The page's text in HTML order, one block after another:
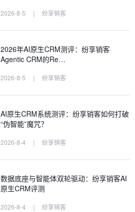
2026-8-5 | 纷享销客
2026年AI原生CRM测评：纷享销客
Agentic CRM的Re…
2026-8-5 | 纷享销客
AI原生CRM系统测评：纷享销客如何打破
“伪智能”魔咒？
2026-8-4 | 纷享销客
数据底座与智能体双轮驱动：纷享销客AI
原生CRM评测
2026-8-4 | 纷享销客